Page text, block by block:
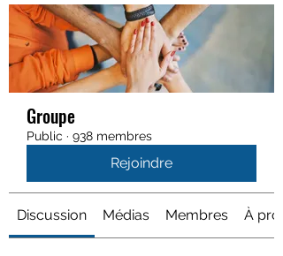
Groupe
Public · 938 membres
Rejoindre
Discussion Médias Membres À